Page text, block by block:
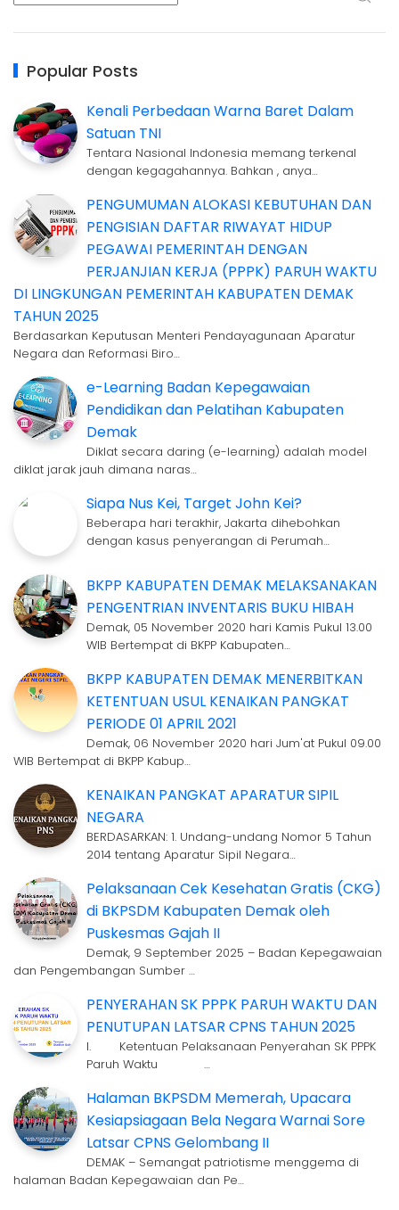
Popular Posts
Kenali Perbedaan Warna Baret Dalam
Satuan TNI
Tentara Nasional Indonesia memang terkenal
dengan kegagahannya. Bahkan , anya…
PENGUMUMAN ALOKASI KEBUTUHAN DAN
PENGISIAN DAFTAR RIWAYAT HIDUP
PEGAWAI PEMERINTAH DENGAN
PERJANJIAN KERJA (PPPK) PARUH WAKTU
DI LINGKUNGAN PEMERINTAH KABUPATEN DEMAK
TAHUN 2025
Berdasarkan Keputusan Menteri Pendayagunaan Aparatur
Negara dan Reformasi Biro…
e-Learning Badan Kepegawaian
Pendidikan dan Pelatihan Kabupaten
Demak
Diklat secara daring (e-learning) adalah model
diklat jarak jauh dimana naras…
Siapa Nus Kei, Target John Kei?
Beberapa hari terakhir, Jakarta dihebohkan
dengan kasus penyerangan di Perumah…
BKPP KABUPATEN DEMAK MELAKSANAKAN
PENGENTRIAN INVENTARIS BUKU HIBAH
Demak, 05 November 2020 hari Kamis Pukul 13.00
WIB Bertempat di BKPP Kabupaten…
BKPP KABUPATEN DEMAK MENERBITKAN
KETENTUAN USUL KENAIKAN PANGKAT
PERIODE 01 APRIL 2021
Demak, 06 November 2020 hari Jum'at Pukul 09.00
WIB Bertempat di BKPP Kabup…
KENAIKAN PANGKAT APARATUR SIPIL
NEGARA
BERDASARKAN: 1. Undang-undang Nomor 5 Tahun
2014 tentang Aparatur Sipil Negara…
Pelaksanaan Cek Kesehatan Gratis (CKG)
di BKPSDM Kabupaten Demak oleh
Puskesmas Gajah II
Demak, 9 September 2025 – Badan Kepegawaian
dan Pengembangan Sumber …
PENYERAHAN SK PPPK PARUH WAKTU DAN
PENUTUPAN LATSAR CPNS TAHUN 2025
I. Ketentuan Pelaksanaan Penyerahan SK PPPK
Paruh Waktu …
Halaman BKPSDM Memerah, Upacara
Kesiapsiagaan Bela Negara Warnai Sore
Latsar CPNS Gelombang II
DEMAK – Semangat patriotisme menggema di
halaman Badan Kepegawaian dan Pe…